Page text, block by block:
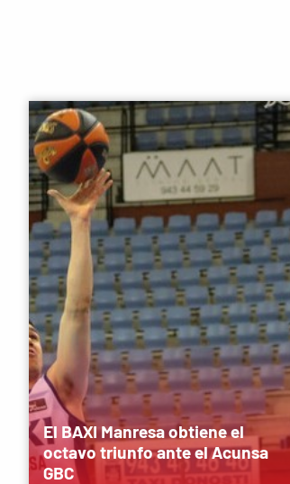
El BAXI Manresa obtiene el
octavo triunfo ante el Acunsa
GBC